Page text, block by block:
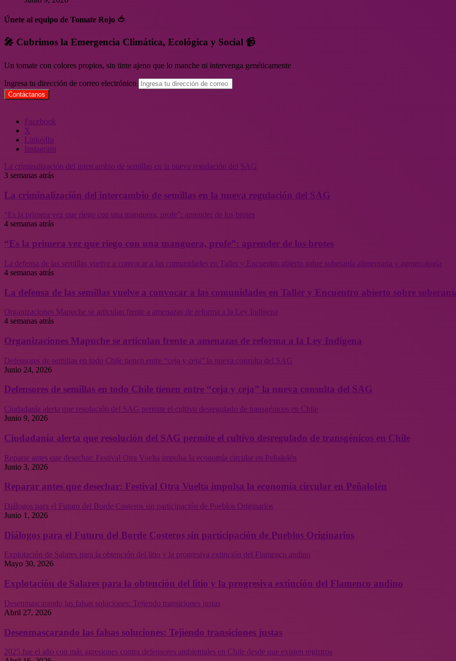
Únete al equipo de Tomate Rojo 🍅
🎤 Cubrimos la Emergencia Climática, Ecológica y Social 📹
Un tomate con colores propios, sin tinte ajeno que lo manche ni intervenga genéticamente
Ingresa tu dirección de correo electrónico
Facebook
X
LinkedIn
Instagram
La criminalización del intercambio de semillas en la nueva regulación del SAG
3 semanas atrás
La criminalización del intercambio de semillas en la nueva regulación del SAG
“Es la primera vez que riego con una manguera, profe”: aprender de los brotes
4 semanas atrás
“Es la primera vez que riego con una manguera, profe”: aprender de los brotes
La defensa de las semillas vuelve a convocar a las comunidades en Taller y Encuentro abierto sobre soberanía alimentaria y agroecología
4 semanas atrás
La defensa de las semillas vuelve a convocar a las comunidades en Taller y Encuentro abierto sobre
Organizaciones Mapuche se articulan frente a amenazas de reforma a la Ley Indígena
4 semanas atrás
Organizaciones Mapuche se articulan frente a amenazas de reforma a la Ley Indígena
Defensores de semillas en todo Chile tienen entre “ceja y ceja” la nueva consulta del SAG
Junio 24, 2026
Defensores de semillas en todo Chile tienen entre “ceja y ceja” la nueva consulta del SAG
Ciudadanía alerta que resolución del SAG permite el cultivo desregulado de transgénicos en Chile
Junio 9, 2026
Ciudadanía alerta que resolución del SAG permite el cultivo desregulado de transgénicos en Chile
Reparar antes que desechar: Festival Otra Vuelta impulsa la economía circular en Peñalolén
Junio 3, 2026
Reparar antes que desechar: Festival Otra Vuelta impulsa la economía circular en Peñalolén
Diálogos para el Futuro del Borde Costeros sin participación de Pueblos Originarios
Junio 1, 2026
Diálogos para el Futuro del Borde Costeros sin participación de Pueblos Originarios
Explotación de Salares para la obtención del litio y la progresiva extinción del Flamenco andino
Mayo 30, 2026
Explotación de Salares para la obtención del litio y la progresiva extinción del Flamenco andino
Desenmascarando las falsas soluciones: Tejiendo transiciones justas
Abril 27, 2026
Desenmascarando las falsas soluciones: Tejiendo transiciones justas
2025 fue el año con más agresiones contra defensores ambientales en Chile desde que existen registros